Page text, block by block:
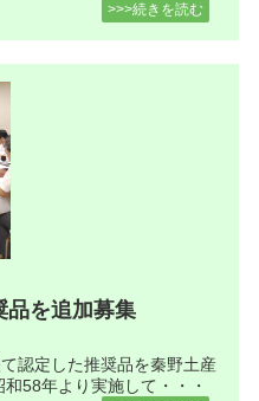
>>>続きを読む
品を追加募集
認定した推奨品を秦野土産
58年より実施して・・・